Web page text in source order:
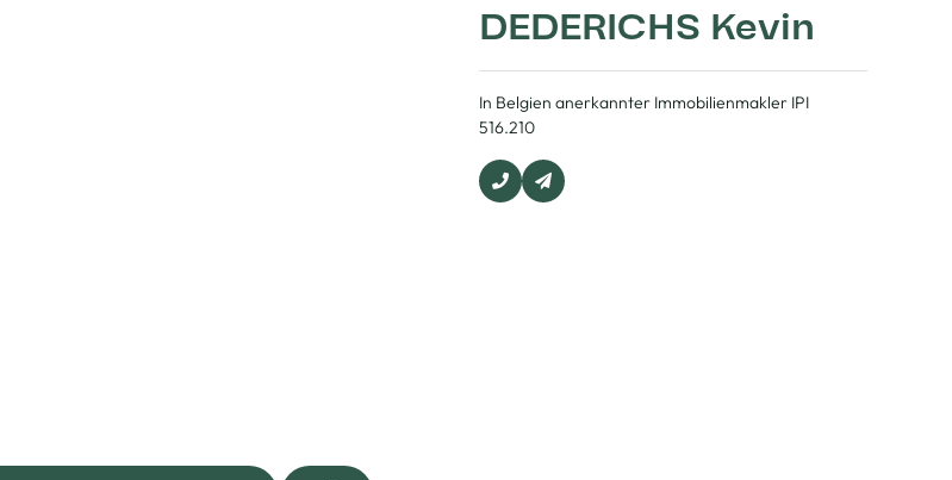
DEDERICHS Kevin
In Belgien anerkannter Immobilienmakler IPI
516.210